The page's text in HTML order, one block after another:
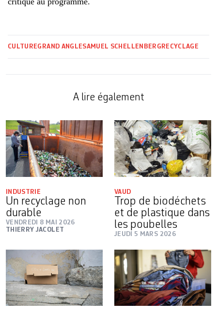
CULTUREGRAND ANGLESAMUEL SCHELLENBERG RECYCLAGE
A lire également
INDUSTRIE
Un recyclage non
durable
VENDREDI 8 MAI 2026
THIERRY JACOLET
VAUD
Trop de biodéchets
et de plastique dans
les poubelles
JEUDI 5 MARS 2026